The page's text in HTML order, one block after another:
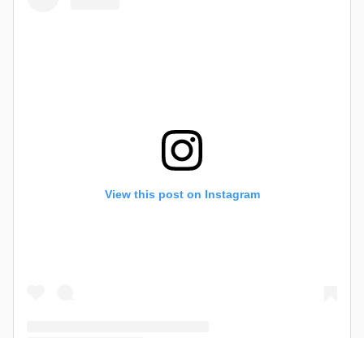
View this post on Instagram